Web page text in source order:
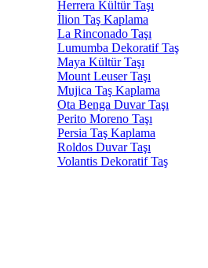
Herrera Kültür Taşı
İlion Taş Kaplama
La Rinconado Taşı
Lumumba Dekoratif Taş
Maya Kültür Taşı
Mount Leuser Taşı
Mujica Taş Kaplama
Ota Benga Duvar Taşı
Perito Moreno Taşı
Persia Taş Kaplama
Roldos Duvar Taşı
Volantis Dekoratif Taş